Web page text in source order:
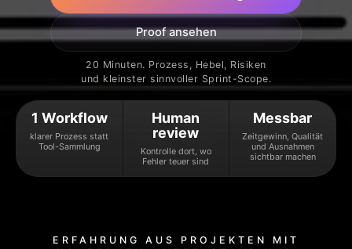
Proof ansehen
20 Minuten. Prozess, Hebel, Risiken
und kleinster sinnvoller Sprint-Scope.
1 Workflow
klarer Prozess statt
Tool-Sammlung
Human
review
Kontrolle dort, wo
Fehler teuer sind
Messbar
Zeitgewinn, Qualität
und Ausnahmen
sichtbar machen
ERFAHRUNG AUS PROJEKTEN MIT